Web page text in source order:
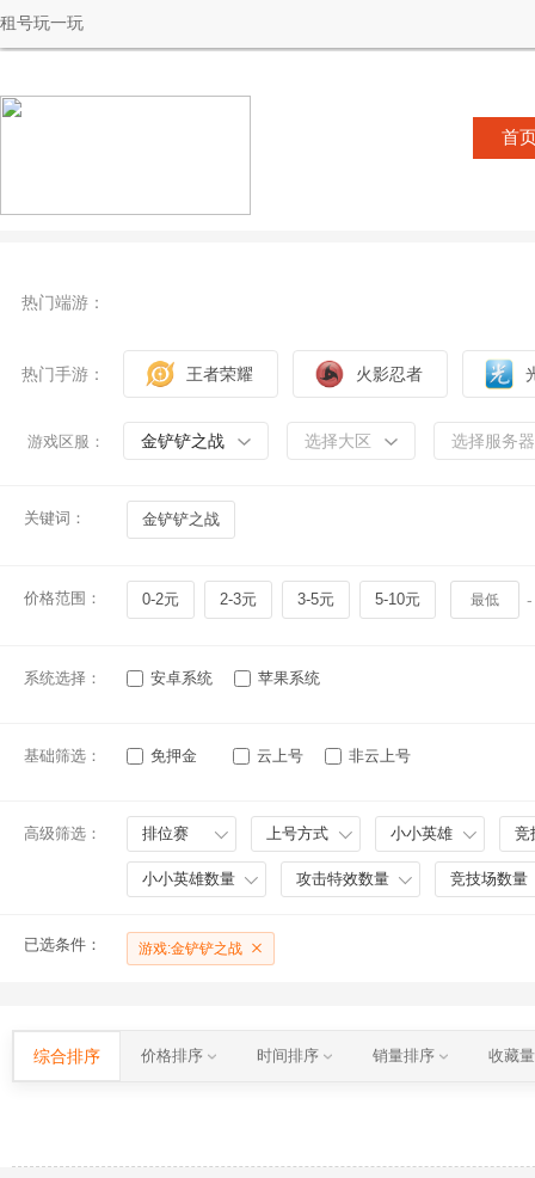
租号玩一玩
首
热门端游：
热门手游： 王者荣耀 火影忍者
游戏区服： 金铲铲之战 选择大区 选择服务器
关键词： 金铲铲之战
价格范围： 0-2元 2-3元 3-5元 5-10元 -
系统选择： 安卓系统 苹果系统
基础筛选： 免押金 云上号 非云上号
高级筛选： 排位赛 上号方式 小小英雄 竞
小小英雄数量 攻击特效数量 竞技场数量
已选条件： 游戏:金铲铲之战
综合排序 价格排序 时间排序 销量排序 收藏